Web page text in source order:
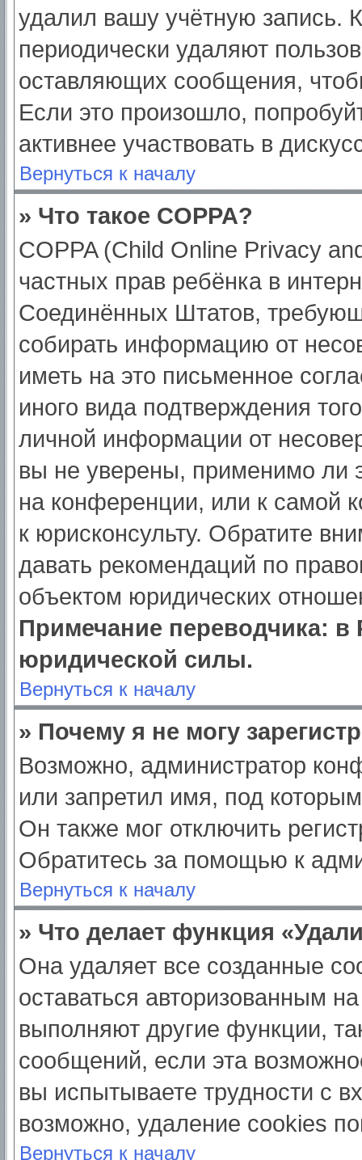
удалил вашу учётную запись.
периодически удаляют
оставляющих сообщения,
Если это произошло,
активнее участвовать в
Вернуться к началу
» Что такое COPPA?
COPPA (Child Online Privacy
частных прав ребёнка в
Соединённых Штатов,
собирать информацию от
иметь на это письменное
иного вида подтверждения
личной информации от
вы не уверены, применимо ли
на конференции, или к самой
к юрисконсульту. Обратите
давать рекомендаций по
объектом юридических
Примечание переводчика: в
юридической силы.
Вернуться к началу
» Почему я не могу
Возможно, администратор
или запретил имя, под
Он также мог отключить
Обратитесь за помощью к
Вернуться к началу
» Что делает функция
Она удаляет все созданные
оставаться авторизованным
выполняют другие функции,
сообщений, если эта
вы испытываете трудности с
возможно, удаление cookies
Вернуться к началу